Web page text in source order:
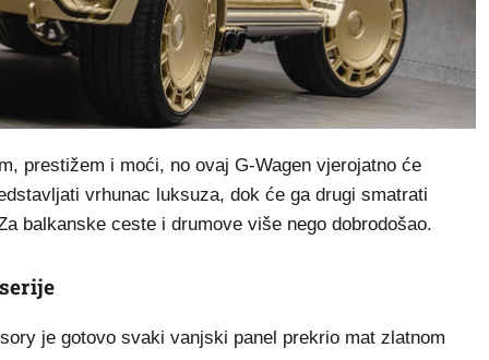
prestižem i moći, no ovaj G-Wagen vjerojatno će
vrhunac luksuza, dok će ga drugi smatrati
balkanske ceste i drumove više nego dobrodošao.
je gotovo svaki vanjski panel prekrio mat zlatnom